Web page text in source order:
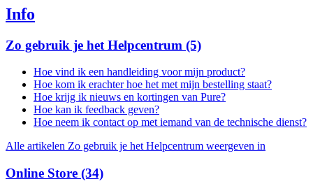
Info
Zo gebruik je het Helpcentrum (5)
Hoe vind ik een handleiding voor mijn product?
Hoe kom ik erachter hoe het met mijn bestelling staat?
Hoe krijg ik nieuws en kortingen van Pure?
Hoe kan ik feedback geven?
Hoe neem ik contact op met iemand van de technische dienst?
Alle artikelen Zo gebruik je het Helpcentrum weergeven in
Online Store (34)